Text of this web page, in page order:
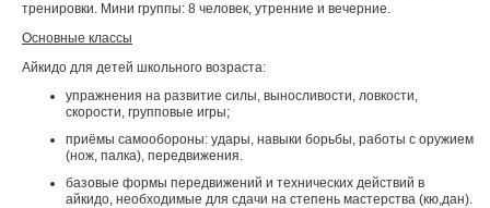
тренировки. Мини группы: 8 человек, утренние и вечерние.
Основные классы
Айкидо для детей школьного возраста:
упражнения на развитие силы, выносливости, ловкости,
скорости, групповые игры;
приёмы самообороны: удары, навыки борьбы, работы с оружием
(нож, палка), передвижения.
базовые формы передвижений и технических действий в
айкидо, необходимые для сдачи на степень мастерства (кю,дан).